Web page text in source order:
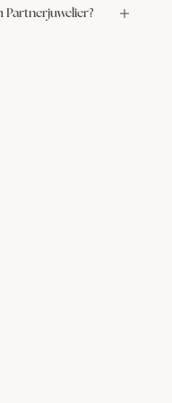
Partnerjuwelier?